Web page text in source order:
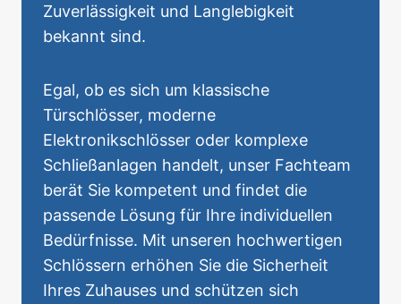
Zuverlässigkeit und Langlebigkeit
bekannt sind.
Egal, ob es sich um klassische
Türschlösser, moderne
Elektronikschlösser oder komplexe
Schließanlagen handelt, unser Fachteam
berät Sie kompetent und findet die
passende Lösung für Ihre individuellen
Bedürfnisse. Mit unseren hochwertigen
Schlössern erhöhen Sie die Sicherheit
Ihres Zuhauses und schützen sich